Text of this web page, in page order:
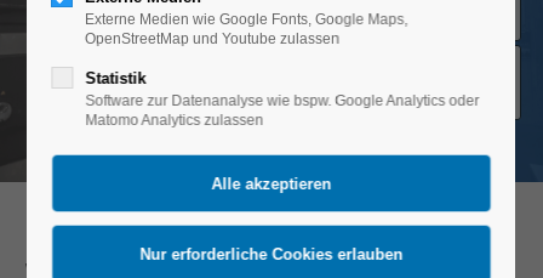
Anmelden
Register|Lost your password?
Support
Externe Medien wie Google Fonts, Google Maps,
OpenStreetMap und Youtube zulassen
Statistik
Software zur Datenanalyse wie bspw. Google Analytics oder
Matomo Analytics zulassen